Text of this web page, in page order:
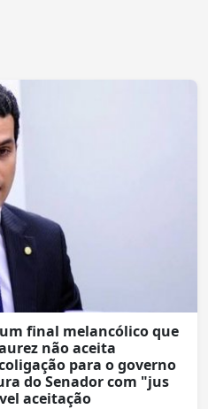
final melancólico que
não aceita
para o governo
do Senador com "jus
aceitação